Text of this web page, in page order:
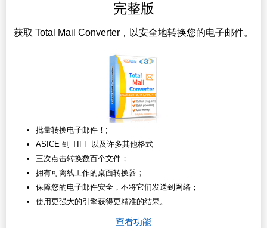
完整版
获取 Total Mail Converter，以安全地转换您的电子邮件。
批量转换电子邮件！;
ASICE 到 TIFF 以及许多其他格式
三次点击转换数百个文件；
拥有可离线工作的桌面转换器；
保障您的电子邮件安全，不将它们发送到网络；
使用更强大的引擎获得更精准的结果。
查看功能